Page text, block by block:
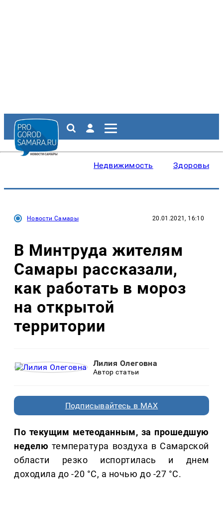
Недвижимость Здоровье
Новости Самары 20.01.2021, 16:10
В Минтруда жителям
Самары рассказали,
как работать в мороз
на открытой
территории
Лилия Олеговна
Автор статьи
Подписывайтесь в MAX
По текущим метеоданным, за прошедшую
неделю температура воздуха в Самарской
области резко испортилась и днем
доходила до -20 °C, а ночью до -27 °C.